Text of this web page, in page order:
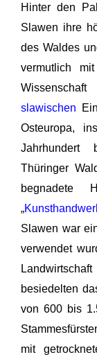
Hinter den
Slawen ihre
des Waldes
vermutlich
slawischen
Osteuropa,
Jahrhundert
Thüringer
begnadete
„
Slawen war
verwendet
besiedelten
von 600 bis
mit